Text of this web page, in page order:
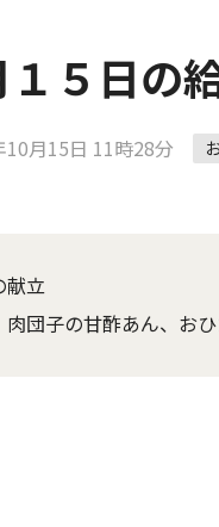
１５日の
月15日 11時28分
献立
肉団子の甘酢あん、お